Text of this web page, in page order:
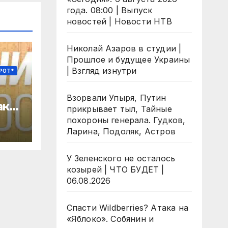
года. 08:00 | Выпуск
новостей | Новости НТВ
Николай Азаров в студии |
Прошлое и будущее Украины
| Взгляд изнутри
Взорвали Упыря, Путин
прикрывает тыл, Тайные
похороны генерала. Гудков,
Ларина, Подоляк, Астров
У Зеленского не осталось
козырей | ЧТО БУДЕТ |
06.08.2026
Спасти Wildberries? Атака на
«Яблоко». Собянин и